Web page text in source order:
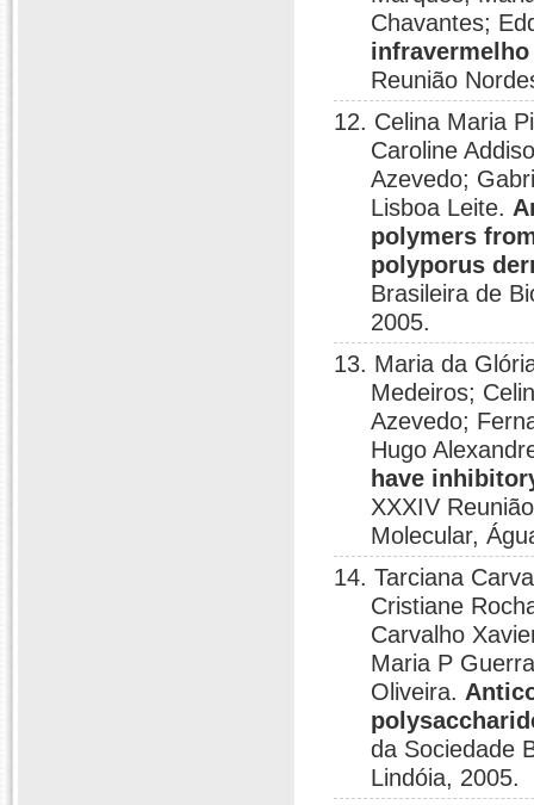
Chavantes;
infravermelho
Reunião
12. Celina Maria
Caroline
Azevedo;
Lisboa Leite.
polymers
polyporus
Brasileira de
2005.
13. Maria da
Medeiros;
Azevedo;
Hugo
have
XXXIV
Molecular,
14. Tarciana
Cristiane
Carvalho
Maria P
Oliveira.
da Sociedade
Lindóia, 2005.